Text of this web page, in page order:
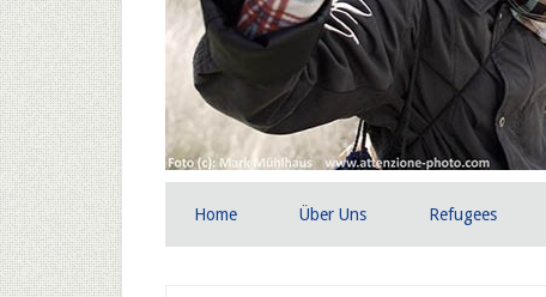
Home Über Uns Refugees